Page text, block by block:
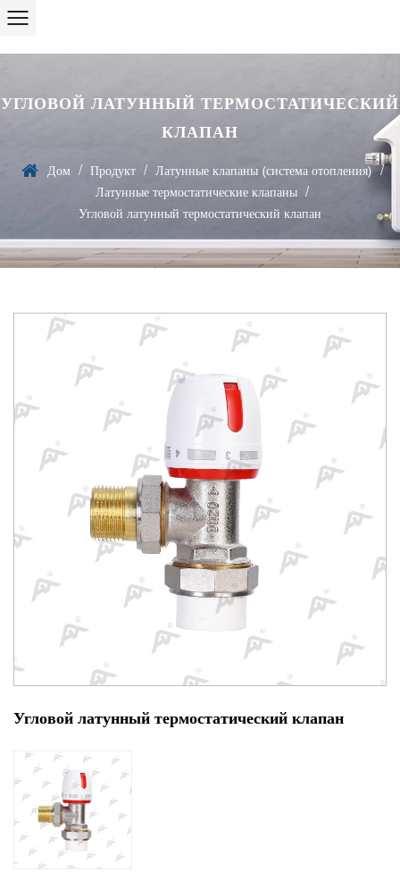
УГЛОВОЙ ЛАТУННЫЙ ТЕРМОСТАТИЧЕСКИЙ
КЛАПАН
Дом / Продукт / Латунные клапаны (система отопления) /
Латунные термостатические клапаны
/
Угловой латунный термостатический клапан
Угловой латунный термостатический клапан